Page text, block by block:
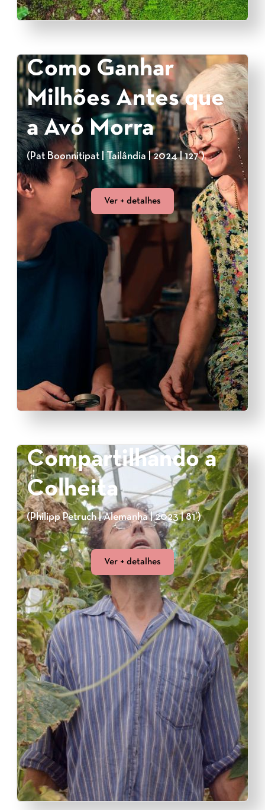
Como Ganhar
Milhões Antes que
a Avó Morra
(Pat Boonnitipat | Tailândia | 2024 | 127’)
Ver + detalhes
Compartilhando a
Colheita
(Philipp Petruch | Alemanha | 2023 | 81’)
Ver + detalhes